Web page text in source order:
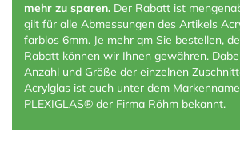
mehr zu sparen. Der Rabatt ist
gilt für alle Abmessungen des Artikels
farblos 6mm. Je mehr qm Sie bestellen,
Rabatt können wir Ihnen gewähren.
Anzahl und Größe der einzelnen
Acrylglas ist auch unter dem
PLEXIGLAS® der Firma Röhm bekannt.